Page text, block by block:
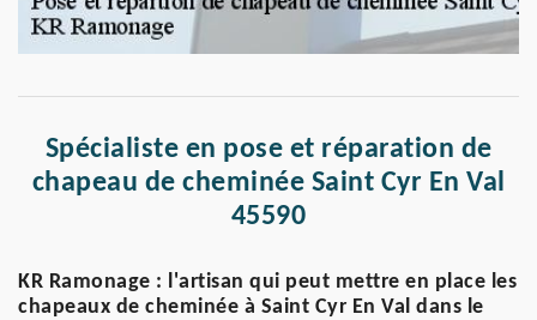
Spécialiste en pose et réparation de
chapeau de cheminée Saint Cyr En Val
45590
KR Ramonage : l'artisan qui peut mettre en place les
chapeaux de cheminée à Saint Cyr En Val dans le